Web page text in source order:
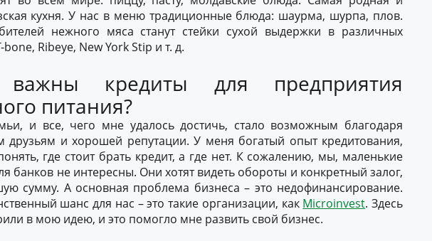
кухня. У нас в меню традиционные блюда: шаурма, шурпа, плов.
нежного мяса станут стейки сухой выдержки в различных
Ribeye, New York Stip и т. д.
важны кредиты для предприятия
питания?
и все, чего мне удалось достичь, стало возможным благодаря
друзьям и хорошей репутации. У меня богатый опыт кредитования,
где стоит брать кредит, а где нет. К сожалению, мы, маленькие
банков не интересны. Они хотят видеть обороты и конкретный залог,
сумму. А основная проблема бизнеса – это недофинансирование.
шанс для нас – это такие организации, как Microinvest. Здесь
в мою идею, и это помогло мне развить свой бизнес.